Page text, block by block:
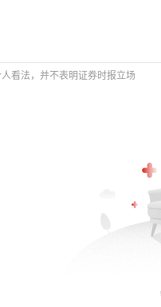
看法，并不表明证券时报立场